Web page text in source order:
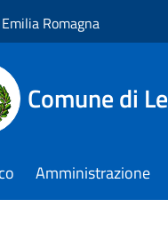
Romagna
Comune di
Amministrazione